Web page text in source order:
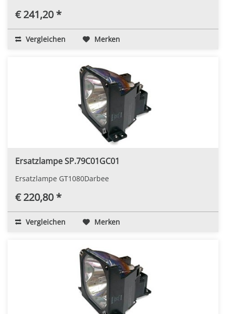
€ 241,20 *
Vergleichen Merken
Ersatzlampe SP.79C01GC01
Ersatzlampe GT1080Darbee
€ 220,80 *
Vergleichen Merken